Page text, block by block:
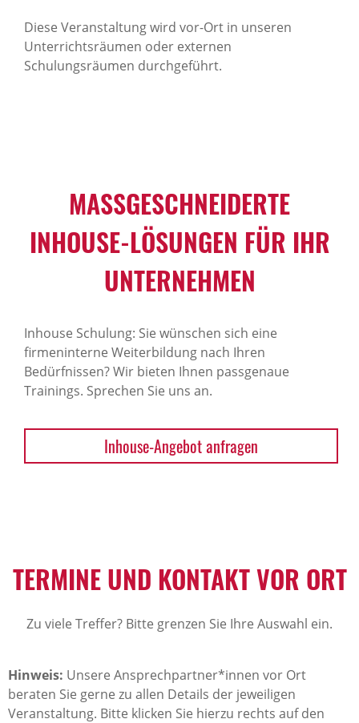
Diese Veranstaltung wird vor-Ort in unseren
Unterrichtsräumen oder externen
Schulungsräumen durchgeführt.
MASSGESCHNEIDERTE I
NHOUSE-LÖSUNGEN FÜR IHR U
NTERNEHMEN
Inhouse Schulung: Sie wünschen sich eine
firmeninterne Weiterbildung nach Ihren
Bedürfnissen? Wir bieten Ihnen passgenaue
Trainings. Sprechen Sie uns an.
Inhouse-Angebot anfragen
TERMINE UND KONTAKT VOR ORT
Zu viele Treffer? Bitte grenzen Sie Ihre Auswahl ein.
Hinweis: Unsere Ansprechpartner*innen vor Ort
beraten Sie gerne zu allen Details der jeweiligen
Veranstaltung. Bitte klicken Sie hierzu rechts auf den